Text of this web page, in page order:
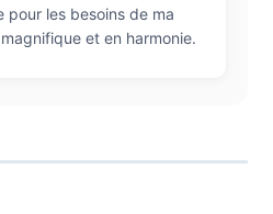
pour les besoins de ma
et en harmonie.